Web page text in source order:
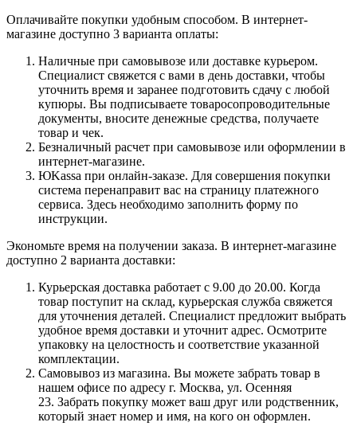
Оплачивайте покупки удобным способом. В интернет-
магазине доступно 3 варианта оплаты:
Наличные при самовывозе или доставке курьером.
Специалист свяжется с вами в день доставки, чтобы
уточнить время и заранее подготовить сдачу с любой
купюры. Вы подписываете товаросопроводительные
документы, вносите денежные средства, получаете
товар и чек.
Безналичный расчет при самовывозе или оформлении в
интернет-магазине.
ЮKassa при онлайн-заказе. Для совершения покупки
система перенаправит вас на страницу платежного
сервиса. Здесь необходимо заполнить форму по
инструкции.
Экономьте время на получении заказа. В интернет-магазине
доступно 2 варианта доставки:
Курьерская доставка работает с 9.00 до 20.00. Когда
товар поступит на склад, курьерская служба свяжется
для уточнения деталей. Специалист предложит выбрать
удобное время доставки и уточнит адрес. Осмотрите
упаковку на целостность и соответствие указанной
комплектации.
Самовывоз из магазина. Вы можете забрать товар в
нашем офисе по адресу г. Москва, ул. Осенняя
23. Забрать покупку может ваш друг или родственник,
который знает номер и имя, на кого он оформлен.